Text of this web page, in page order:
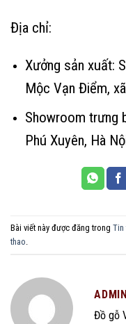
Địa chỉ:
Xưởng sản xuất:
Mộc Vạn Điểm,
Showroom trưng
Phú Xuyên, Hà
Bài viết này được đăng trong Tin
thao
ADMIN
Đồ gỗ